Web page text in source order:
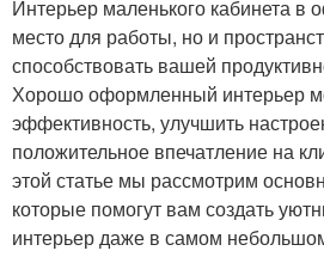
Интерьер маленького кабинета в
место для работы, но и
способствовать вашей
Хорошо оформленный интерьер
эффективность, улучшить
положительное впечатление на
этой статье мы рассмотрим
которые помогут вам создать
интерьер даже в самом